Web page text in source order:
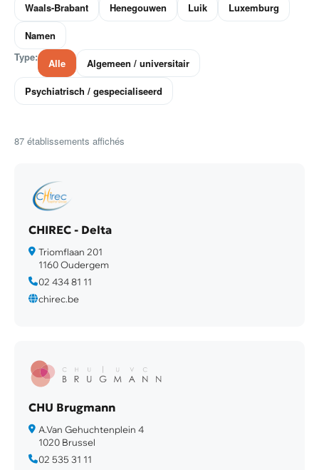
Waals-Brabant Henegouwen Luik Luxemburg
Namen
Type:
Alle Algemeen / universitair
Psychiatrisch / gespecialiseerd
87 établissements affichés
CHIREC - Delta
Triomflaan 201
1160 Oudergem
02 434 81 11
chirec.be
CHU Brugmann
A.Van Gehuchtenplein 4
1020 Brussel
02 535 31 11